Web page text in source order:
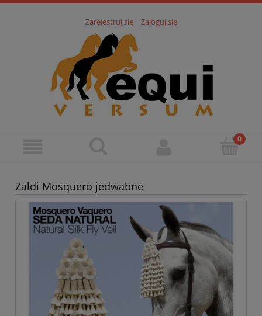
Zarejestruj się Zaloguj się
Zaldi Mosquero jedwabne